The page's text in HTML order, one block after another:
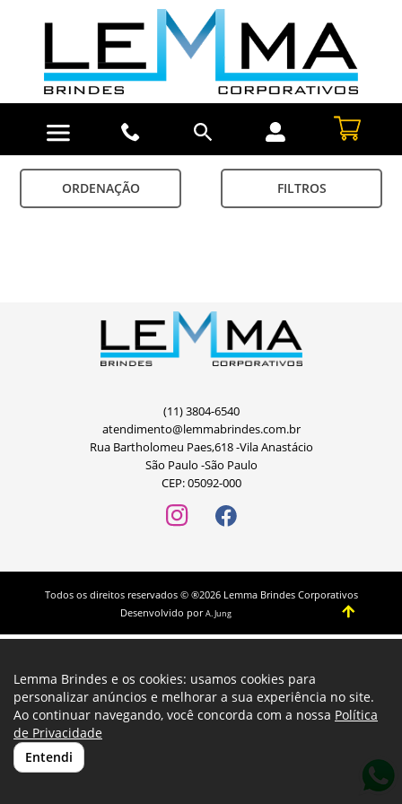
ORDENAÇÃO FILTROS
(11) 3804-6540
atendimento@lemmabrindes.com.br
Rua Bartholomeu Paes,618 -Vila Anastácio
São Paulo -São Paulo
CEP: 05092-000
Todos os direitos reservados © ®2026 Lemma Brindes Corporativos
Desenvolvido porA. Jung
Lemma Brindes e os cookies: usamos cookies para
personalizar anúncios e melhorar a sua experiência no site.
Ao continuar navegando, você concorda com a nossa Política
de Privacidade
Entendi